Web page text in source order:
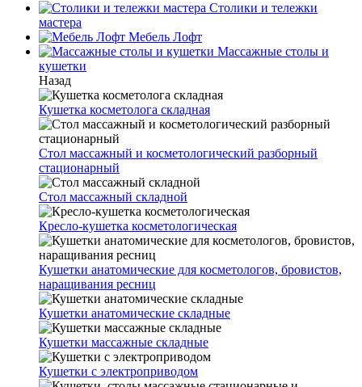
Столики и тележки
мастера
Мебель Лофт
Массажные столы и
кушетки
Назад
Кушетка косметолога складная
Стол массажный и косметологический разборный
стационарный
Стол массажный складной
Кресло-кушетка косметологическая
Кушетки анатомические для косметологов, бровистов,
наращивания ресниц
Кушетки анатомические складные
Кушетки массажные складные
Кушетки с электроприводом